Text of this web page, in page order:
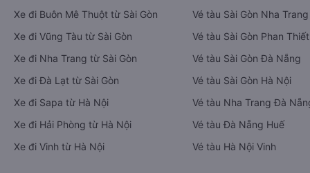
Xe đi Buôn Mê Thuột từ Sài Gòn
Xe đi Vũng Tàu từ Sài Gòn
Xe đi Nha Trang từ Sài Gòn
Xe đi Đà Lạt từ Sài Gòn
Xe đi Sapa từ Hà Nội
Xe đi Hải Phòng từ Hà Nội
Xe đi Vinh từ Hà Nội
Vé tàu Sài Gòn Nha Trang
Vé tàu Sài Gòn Phan Thiết
Vé tàu Sài Gòn Đà Nẵng
Vé tàu Sài Gòn Hà Nội
Vé tàu Nha Trang Đà
Vé tàu Đà Nẵng Huế
Vé tàu Hà Nội Vinh